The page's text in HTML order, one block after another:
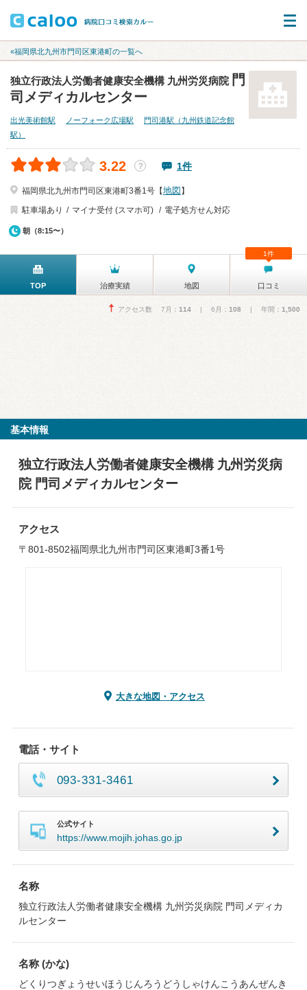
«福岡県北九州市門司区東港町の一覧へ
独立行政法人労働者健康安全機構 九州労災病院 門
司メディカルセンター
出光美術館駅 ノーフォーク広場駅
門司港駅（九州鉄道記念館
駅）
3.22 ？ 1件
福岡県北九州市門司区東港町3番1号【地図 】
駐車場あり
マイナ受付 (スマホ可) 電子処方せん対応
朝（8:15〜）
TOP 治療実績 地図 口コミ
1件
アクセス数 7月： 114 | 6月： 108 | 年間： 1,500
基本情報
独立行政法人労働者健康安全機構 九州労災病
院 門司メディカルセンター
アクセス
〒801-8502福岡県北九州市門司区東港町3番1号
大きな地図・アクセス
電話・サイト
093-331-3461
公式サイト
https://www.mojih.johas.go.jp
名称
独立行政法人労働者健康安全機構 九州労災病院 門司メディカ
ルセンター
名称 (かな)
どくりつぎょうせいほうじんろうどうしゃけんこうあんぜんき